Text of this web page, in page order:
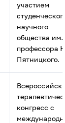
участием
научного
общества им.
профессора
Пятницкого.
конгресс с